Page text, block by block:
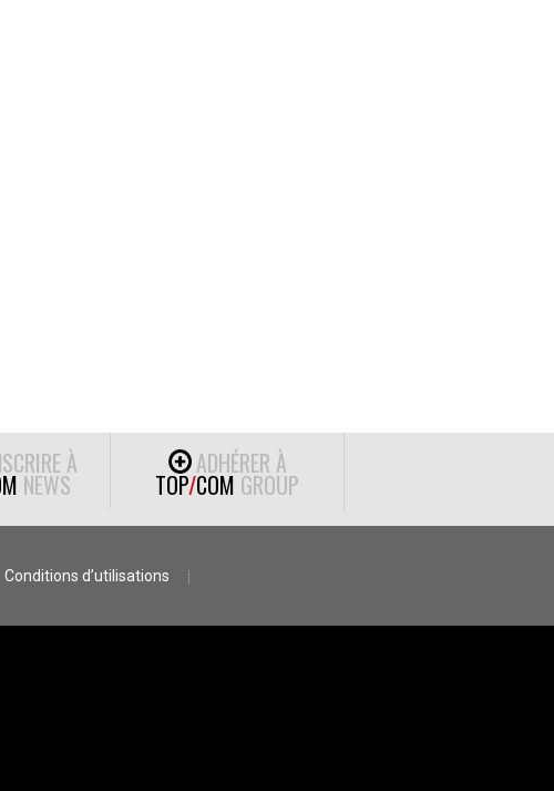
À
NEWS
ADHÉRER À
TOP/COM GROUP
Conditions d’utilisations